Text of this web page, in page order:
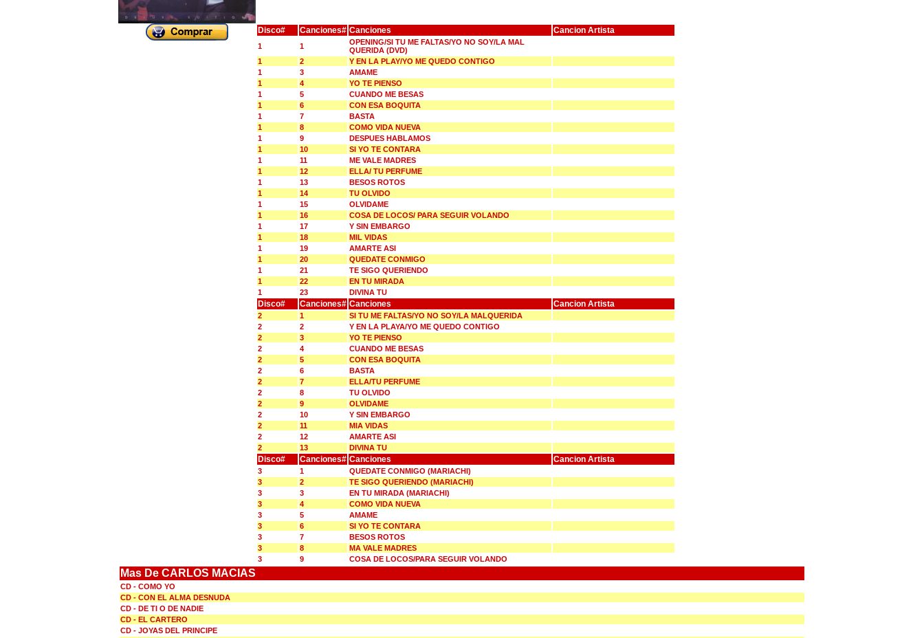
Disco# Canciones# Canciones Cancion Artista
1 1
OPENING/SI TU ME FALTAS/YO NO SOY/LA MAL
QUERIDA (DVD)
1
2
Y EN LA PLAY/YO ME QUEDO CONTIGO
1
3
AMAME
1
4
YO TE PIENSO
1
5
CUANDO ME BESAS
1
6
CON ESA BOQUITA
1
7
BASTA
1
8
COMO VIDA NUEVA
1
9
DESPUES HABLAMOS
1
10
SI YO TE CONTARA
1
11
ME VALE MADRES
1
12
ELLA/ TU PERFUME
1
13
BESOS ROTOS
1
14
TU OLVIDO
1
15
OLVIDAME
1
16
COSA DE LOCOS/ PARA SEGUIR VOLANDO
1
17
Y SIN EMBARGO
1
18
MIL VIDAS
1
19
AMARTE ASI
1
20
QUEDATE CONMIGO
1
21
TE SIGO QUERIENDO
1
22
EN TU MIRADA
1
23 DIVINA TU
Disco# Canciones# Canciones Cancion Artista
2 1
SI TU ME FALTAS/YO NO SOY/LA MALQUERIDA
2
2
Y EN LA PLAYA/YO ME QUEDO CONTIGO
2
3
YO TE PIENSO
2
4
CUANDO ME BESAS
2
5
CON ESA BOQUITA
2
6
BASTA
2
7
ELLA/TU PERFUME
2
8
TU OLVIDO
2
9
OLVIDAME
2
10
Y SIN EMBARGO
2
11
MIA VIDAS
2
12
AMARTE ASI
2
13 DIVINA TU
Disco# Canciones# Canciones Cancion Artista
3 1
QUEDATE CONMIGO (MARIACHI)
3
2
TE SIGO QUERIENDO (MARIACHI)
3
3
EN TU MIRADA (MARIACHI)
3
4
COMO VIDA NUEVA
3
5
AMAME
3
6
SI YO TE CONTARA
3
7
BESOS ROTOS
3
8
MA VALE MADRES
3
9 COSA DE LOCOS/PARA SEGUIR VOLANDO
Mas De CARLOS MACIAS
CD - COMO YO
CD - CON EL ALMA DESNUDA
CD - DE TI O DE NADIE
CD - EL CARTERO
CD - JOYAS DEL PRINCIPE